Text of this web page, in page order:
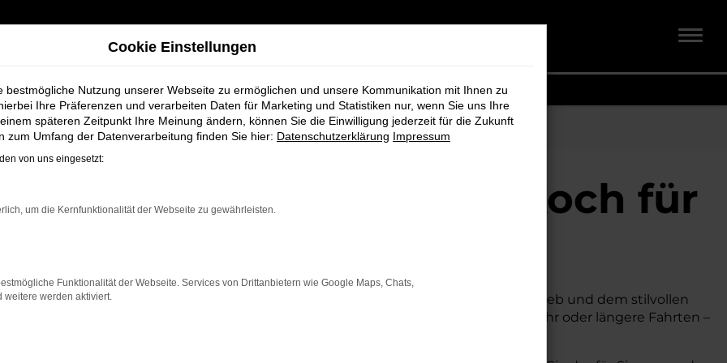
Schmidt + Koch für Achim
bei Schmidt + Koch für
einen Neuwagen suchen. Mit seiner modernen Technik, seinem effizienten Antrieb und dem stilvollen
ein zuverlässiges und komfortables Fahrzeug möchte. Egal, ob für den Stadtverkehr oder längere Fahrten –
Features und eine herausragende Wirtschaftlichkeit.
Cookie Einstellungen
bestmögliche Nutzung unserer Webseite zu ermöglichen und unsere Kommunikation mit Ihnen zu
Ihre Präferenzen und verarbeiten Daten für Marketing und Statistiken nur, wenn Sie uns Ihre
späteren Zeitpunkt Ihre Meinung ändern, können Sie die Einwilligung jederzeit für die Zukunft
zum Umfang der Datenverarbeitung finden Sie hier: Datenschutzerklärung Impressum
von uns eingesetzt:
um die Kernfunktionalität der Webseite zu gewährleisten.
Funktionalität der Webseite. Services von Drittanbietern wie Google Maps, Chats,
weitere werden aktiviert.